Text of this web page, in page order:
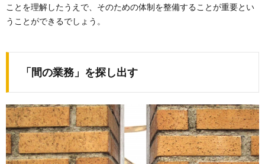
ことを理解したうえで、そのための体制を整備することが重要とい
うことができるでしょう。
「間の業務」を探し出す